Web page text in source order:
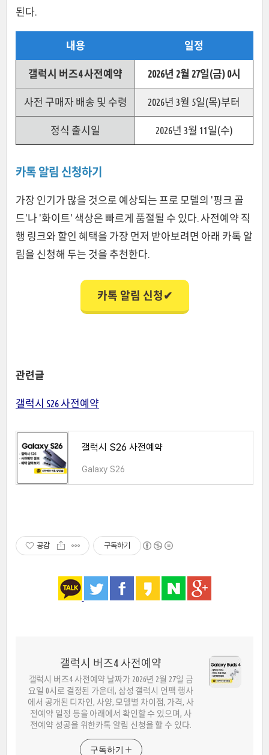
된다.
내용 일정
갤럭시 버즈4 사전예약 2026년 2월 27일(금) 0시
사전 구매자 배송 및 수령 2026년 3월 5일(목)부터
정식 출시일 2026년 3월 11일(수)
카톡 알림 신청하기
가장 인기가 많을 것으로 예상되는 프로 모델의 '핑크 골
드'나 '화이트' 색상은 빠르게 품절될 수 있다. 사전예약 직
행 링크와 할인 혜택을 가장 먼저 받아보려면 아래 카톡 알
림을 신청해 두는 것을 추천한다.
카톡 알림 신청✔
관련글
갤럭시 S26 사전예약
갤럭시 S26 사전예약
Galaxy S26
공감 구독하기
갤럭시 버즈4 사전예약
갤럭시 버즈4 사전예약 날짜가 2026년 2월 27일 금
요일 0시로 결정된 가운데, 삼성 갤럭시 언팩 행사
에서 공개된 디자인, 사양, 모델별 차이점, 가격, 사
전예약 일정 등을 아래에서 확인할 수 있으며, 사
전예약 성공을 위한카톡 알림 신청을 할 수 있다.
구독하기